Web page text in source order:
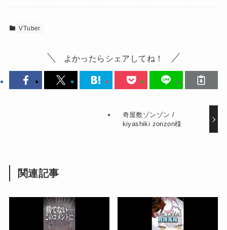
VTuber
よかったらシェアしてね！
奇屋敷ゾンゾン /
kiyashiki zonzon様
関連記事